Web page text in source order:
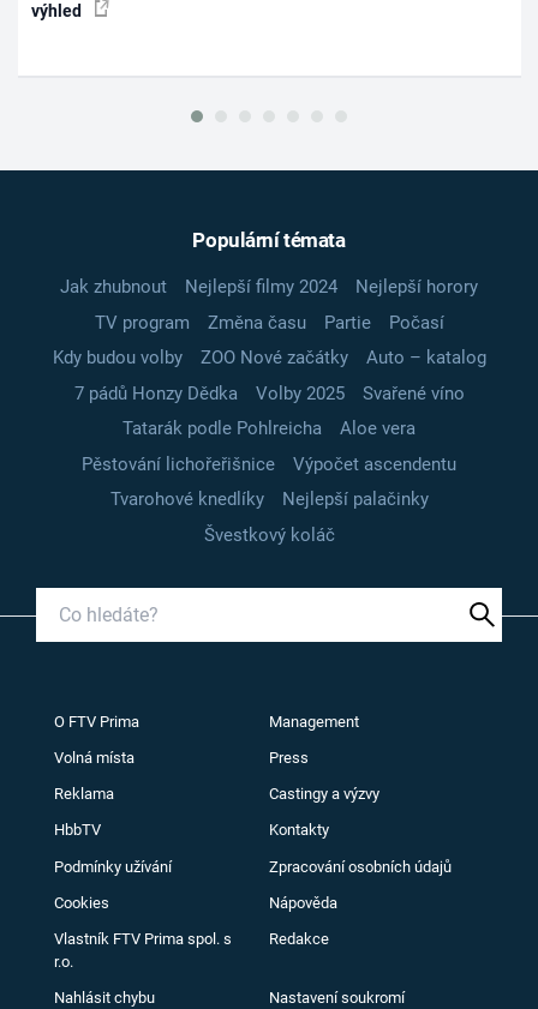
výhled
Populární témata
Jak zhubnout Nejlepší filmy 2024
Nejlepší horory
TV program
Změna času Partie
Počasí
Kdy budou volby
ZOO Nové začátky
Auto – katalog
7 pádů Honzy Dědka
Volby 2025
Svařené víno
Tatarák podle Pohlreicha
Aloe vera
Pěstování lichořeřišnice
Výpočet ascendentu
Tvarohové knedlíky
Nejlepší palačinky
Švestkový koláč
O FTV Prima Management
Volná místa Press
Reklama Castingy a výzvy
HbbTV Kontakty
Podmínky užívání Zpracování osobních údajů
Cookies Nápověda
Vlastník FTV Prima spol. s
r.o.
Redakce
Nahlásit chybu Nastavení soukromí